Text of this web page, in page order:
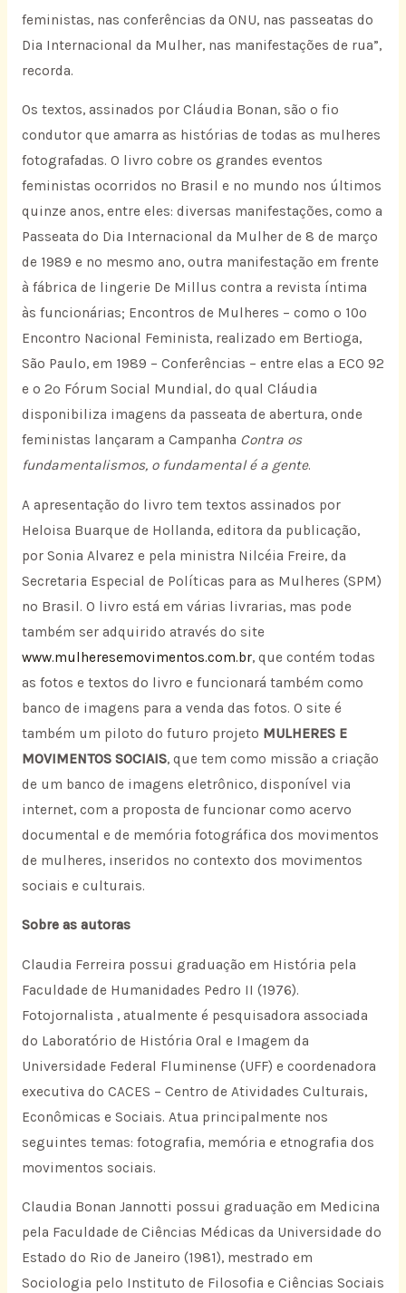
feministas, nas conferências da ONU, nas passeatas do
Dia Internacional da Mulher, nas manifestações de rua”,
recorda.
Os textos, assinados por Cláudia Bonan, são o fio
condutor que amarra as histórias de todas as mulheres
fotografadas. O livro cobre os grandes eventos
feministas ocorridos no Brasil e no mundo nos últimos
quinze anos, entre eles: diversas manifestações, como a
Passeata do Dia Internacional da Mulher de 8 de março
de 1989 e no mesmo ano, outra manifestação em frente
à fábrica de lingerie De Millus contra a revista íntima
às funcionárias; Encontros de Mulheres – como o 10º
Encontro Nacional Feminista, realizado em Bertioga,
São Paulo, em 1989 – Conferências – entre elas a ECO 92
e o 2º Fórum Social Mundial, do qual Cláudia
disponibiliza imagens da passeata de abertura, onde
feministas lançaram a Campanha Contra os
fundamentalismos, o fundamental é a gente.
A apresentação do livro tem textos assinados por
Heloisa Buarque de Hollanda, editora da publicação,
por Sonia Alvarez e pela ministra Nilcéia Freire, da
Secretaria Especial de Políticas para as Mulheres (SPM)
no Brasil. O livro está em várias livrarias, mas pode
também ser adquirido através do site
www.mulheresemovimentos.com.br, que contém todas
as fotos e textos do livro e funcionará também como
banco de imagens para a venda das fotos. O site é
também um piloto do futuro projeto MULHERES E
MOVIMENTOS SOCIAIS, que tem como missão a criação
de um banco de imagens eletrônico, disponível via
internet, com a proposta de funcionar como acervo
documental e de memória fotográfica dos movimentos
de mulheres, inseridos no contexto dos movimentos
sociais e culturais.
Sobre as autoras
Claudia Ferreira possui graduação em História pela
Faculdade de Humanidades Pedro II (1976).
Fotojornalista , atualmente é pesquisadora associada
do Laboratório de História Oral e Imagem da
Universidade Federal Fluminense (UFF) e coordenadora
executiva do CACES – Centro de Atividades Culturais,
Econômicas e Sociais. Atua principalmente nos
seguintes temas: fotografia, memória e etnografia dos
movimentos sociais.
Claudia Bonan Jannotti possui graduação em Medicina
pela Faculdade de Ciências Médicas da Universidade do
Estado do Rio de Janeiro (1981), mestrado em
Sociologia pelo Instituto de Filosofia e Ciências Sociais